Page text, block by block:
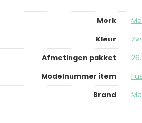
Merk
Kleur
Afmetingen pakket
Modelnummer item
Brand